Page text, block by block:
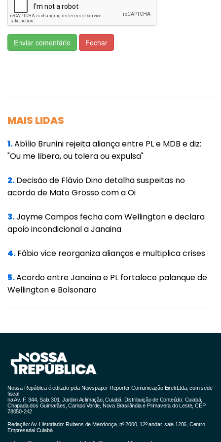
Biodiversidade (ICMbio) no incêndio dentro da
unidade de conservação federal. A equipe foi
enviada na tarde desta quarta-feira.
das chamas. No Porto Conceição, os
brigadistas do ICMbio.
monitoramento de todos os incêndios
orientar as equipes em campo.
O Corpo de Bombeiros já extinguiu um
incêndio florestal na região do Lixão, em
Chapada dos Guimarães. O incêndio
começou na tarde de terça-feira (18) e foi
quarta-feira.
Focos de calor
registrados nesta quarta-feira, conforme
última checagem às 17h, no Programa
BDQueimadas, do Instituto Nacional de
Pesquisas Espaciais (Inpe). Deste total, 101
Enviar comentário Fechar
MAIS LIDAS
1.Abílio Brunini rejeita aliança entre PL e MDB e diz:
"Ou me libera, ou tolera ou expulsa"
2.Decisão de Flávio Dino detalha suspeitas no
acordo de Mato Grosso com a Oi
3.Jayme Campos fecha com Wellington e declara
apoio incondicional a Janaina
4.Fábio vice reorganiza alianças e multiplica crises
5.Acordo entre Janaina e PL fortalece palanque de
Wellington e Bolsonaro
Nossa República é editado pela Newspaper Reporter Comunicação Eireli Ltda, com sede
fiscal
na Av. F, 344, Sala 301, Jardim Aclimação, Cuiabá. Distribuição de Conteúdo: Cuiabá,
Chapada dos Guimarães, Campo Verde, Nova Brasilândia e Primavera do Leste, CEP
78050-242
Redação: Av. Historiador Rubens de Mendonça, nº 2000, 12º andar, sala 1206, Centro
Empresarial Cuiabá